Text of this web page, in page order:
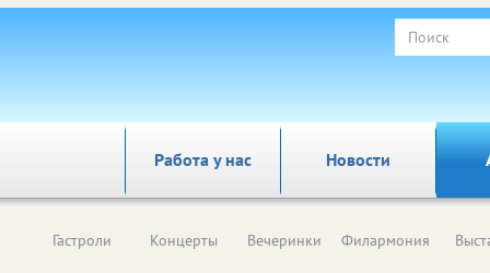
Работа у нас Новости
Гастроли Концерты Вечеринки Филармония